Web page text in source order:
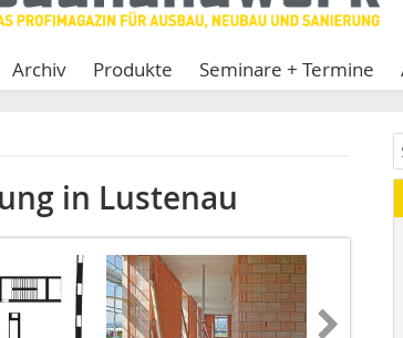
Archiv Produkte Seminare + Termine
in Lustenau